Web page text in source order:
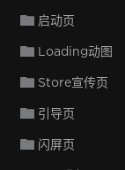
启动页
Loading动图
Store宣传页
引导页
闪屏页